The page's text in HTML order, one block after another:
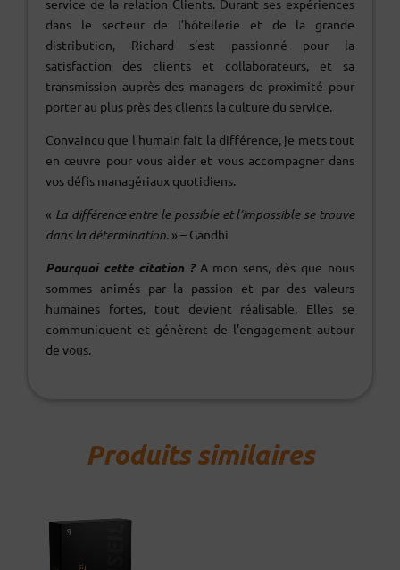
service de la relation Clients. Durant ses expériences
dans le secteur de l’hôtellerie et de la grande
distribution, Richard s’est passionné pour la
satisfaction des clients et collaborateurs, et sa
transmission auprès des managers de proximité pour
porter au plus près des clients la culture du service.
Convaincu que l’humain fait la différence, je mets tout
en œuvre pour vous aider et vous accompagner dans
vos défis managériaux quotidiens.
« La différence entre le possible et l’impossible se trouve
dans la détermination. » – Gandhi
Pourquoi cette citation ?A mon sens, dès que nous
sommes animés par la passion et par des valeurs
humaines fortes, tout devient réalisable. Elles se
communiquent et génèrent de l’engagement autour
de vous.
Produits similaires